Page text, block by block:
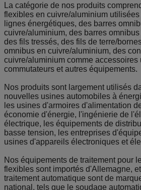
La catégorie de nos produits
flexibles en cuivre/aluminium
lignes énergétiques, des barres
cuivre/aluminium, des barres
des fils tressés, des fils de terre/
omnibus en cuivre/aluminium, des
cuivre/aluminium comme accessoires
commutateurs et autres équipements.
Nos produits sont largement utilisés
nouvelles usines automobiles à
les usines d'armoires d'alimentation
économie d'énergie, l'ingénierie de
électrique, les équipements de
basse tension, les entreprises
usines d'appareils électroniques et
Nos équipements de traitement pour
flexibles sont importés d'Allemagne,
traitement automatique sont de
national, tels que le soudage